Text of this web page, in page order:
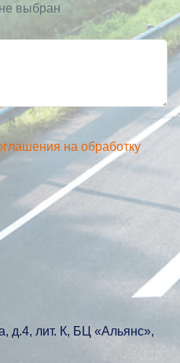
выбран
на обработку
д.4, лит. К, БЦ «Альянс»,